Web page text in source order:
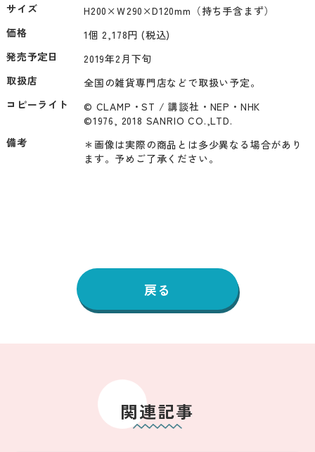
サイズ
H200×Ｗ290×D120mm（持ち手含まず）
価格
1個 2,178円 (税込)
発売予定日
2019年2月下旬
取扱店
全国の雑貨専門店などで取扱い予定。
コピーライト
© CLAMP・ST / 講談社・NEP・NHK
©1976, 2018 SANRIO CO.,LTD.
備考
＊画像は実際の商品とは多少異なる場合があり
ます。予めご了承ください。
戻る
関連記事